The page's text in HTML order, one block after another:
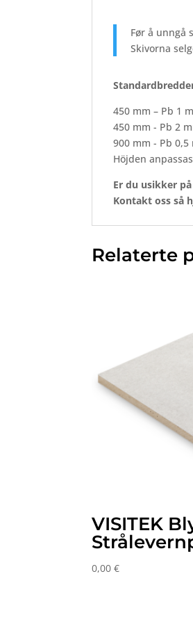
Før å unngå
Skivorna
450 mm – Pb 1
450 mm - Pb 2
900 mm - Pb 0,5
Höjden
Er du usikker på
Kontakt oss så
Relaterte
VISITEK
0,00 €